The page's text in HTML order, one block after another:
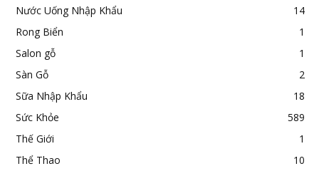
Nước Uống Nhập Khẩu
14
Rong Biển
1
Salon gỗ
1
Sàn Gỗ
2
Sữa Nhập Khẩu
18
Sức Khỏe
589
Thế Giới
1
Thể Thao
10